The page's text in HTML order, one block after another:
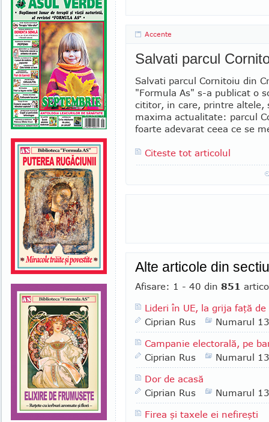
Accente
Salvati parcul
Salvati parcul Cornitoiu din
"Formula As" s-a publicat o
cititor, in care, printre altele,
maxima actualitate: parcul
foarte adevarat ceea ce se
Citeste tot articolul
Alte articole din
Afisare: 1 - 40 din 851
Lideri în UE, la grija faţă
Ciprian Rus
Numarul
Campanie electorală, pe
Ciprian Rus
Numarul
Dor de acasă
Ciprian Rus
Numarul
Firea şi taxele ei nefireşti